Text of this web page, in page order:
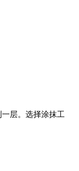
层。选择涂抹工